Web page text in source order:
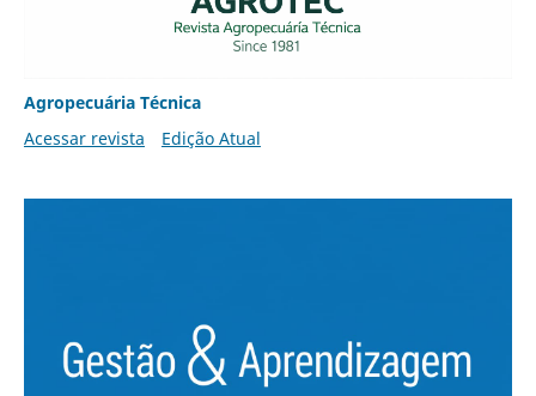
Agropecuária Técnica
Acessar revista
Edição Atual